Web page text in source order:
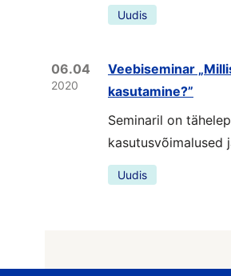
Uudis
06.04
2020
Veebiseminar
kasutamine?”
Seminaril on
kasutusvõimalused
Uudis